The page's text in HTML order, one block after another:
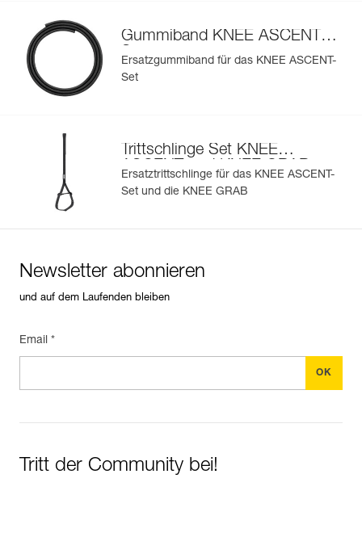
Gummiband KNEE ASCENT-
Set
Ersatzgummiband für das KNEE ASCENT-
Set
Trittschlinge Set KNEE
ASCENT und KNEE GRAB
Ersatztrittschlinge für das KNEE ASCENT-
Set und die KNEE GRAB
Newsletter abonnieren
und auf dem Laufenden bleiben
Email *
Tritt der Community bei!